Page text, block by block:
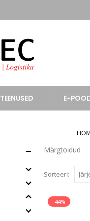
TEENUSED E-
Märgtoidud
Sorteeri:
-44%